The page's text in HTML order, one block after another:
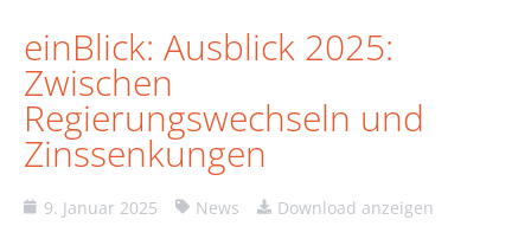
einBlick: Ausblick 2025:
Zwischen
Regierungswechseln und
Zinssenkungen
9. Januar 2025 News Download anzeigen